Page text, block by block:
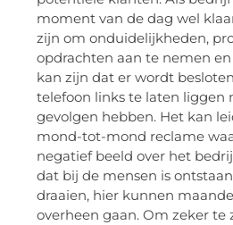
moment van de dag wel
zijn om onduidelijkheden,
opdrachten aan te nemen
kan zijn dat er wordt
telefoon links te laten liggen
gevolgen hebben. Het kan
mond-tot-mond reclame
negatief beeld over het
dat bij de mensen is
draaien, hier kunnen
overheen gaan. Om zeker te